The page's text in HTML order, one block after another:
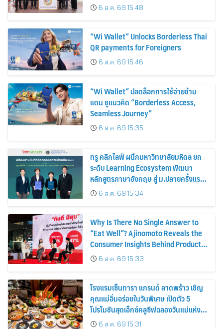
6 ส.ค. 69 15:48
“Wi Wallet” Unlocks Borderless Thai
QR payments for Foreigners
6 ส.ค. 69 15:46
“Wi Wallet” ปลดล็อกการใช้จ่ายข้าม
แดน ชูแนวคิด “Borderless Access,
Seamless Journey”
6 ส.ค. 69 15:35
ทรู คลิกไลฟ์ ผนึกมหาวิทยาลัยมหิดล ยก
ระดับ Learning Ecosystem พัฒนา
หลักสูตรภาษาอังกฤษ สู่ ม.ปลายครั้งแรก!
พร้อมใช้ปีการศึกษา 2570
6 ส.ค. 69 15:34
Why Is There No Single Answer to
“Eat Well”? Ajinomoto Reveals the
Consumer Insights Behind Product
Innovation for Every Lifestyle
6 ส.ค. 69 15:33
โรงแรมเซ็นทารา แกรนด์ ลาดพร้าว เชิญ
คุณแม่อิ่มอร่อยในวันพิเศษ เปิดตัว 5
โปรโมชันสุดเอ็กซ์คลูซีฟฉลองวันแม่แห่ง
ชาติ6 ส.ค. 69 15:31